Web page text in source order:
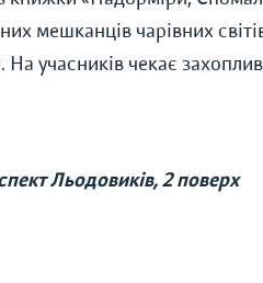
мешканців чарівних
учасників чекає
Льодовиків, 2 поверх